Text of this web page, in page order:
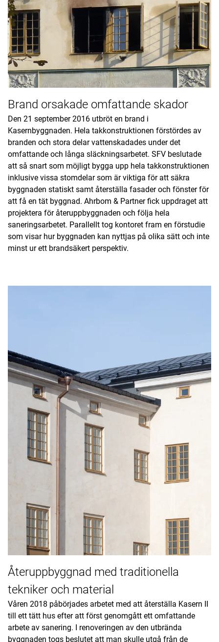
Brand orsakade omfattande skador
Den 21 september 2016 utbröt en brand i
Kasernbyggnaden. Hela takkonstruktionen förstördes av
branden och stora delar vattenskadades under det
omfattande och långa släckningsarbetet. SFV beslutade
att så snart som möjligt bygga upp hela takkonstruktionen
inklusive vissa stomdelar som är viktiga för att säkra
byggnaden statiskt samt återställa fasader och fönster för
att få en tät byggnad. Ahrbom & Partner fick uppdraget att
projektera för återuppbyggnaden och följa hela
saneringsarbetet. Parallellt tog kontoret fram en förstudie
som visar hur byggnaden kan nyttjas på olika sätt och inte
minst ur ett brandsäkert perspektiv.
Återuppbyggnad med traditionella
tekniker och material
Våren 2018 påbörjades arbetet med att återställa Kasern II
till ett tätt hus efter att först genomgått ett omfattande
arbete av sanering. I renoveringen av den utbrända
byggnaden togs beslutet att man skulle utgå från de